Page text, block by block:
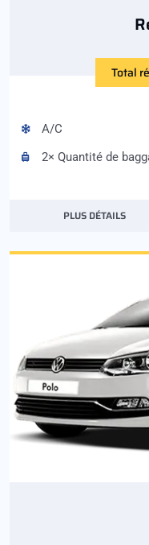
Total
A/C
2× Quantité de
PLUS DÉTAILS